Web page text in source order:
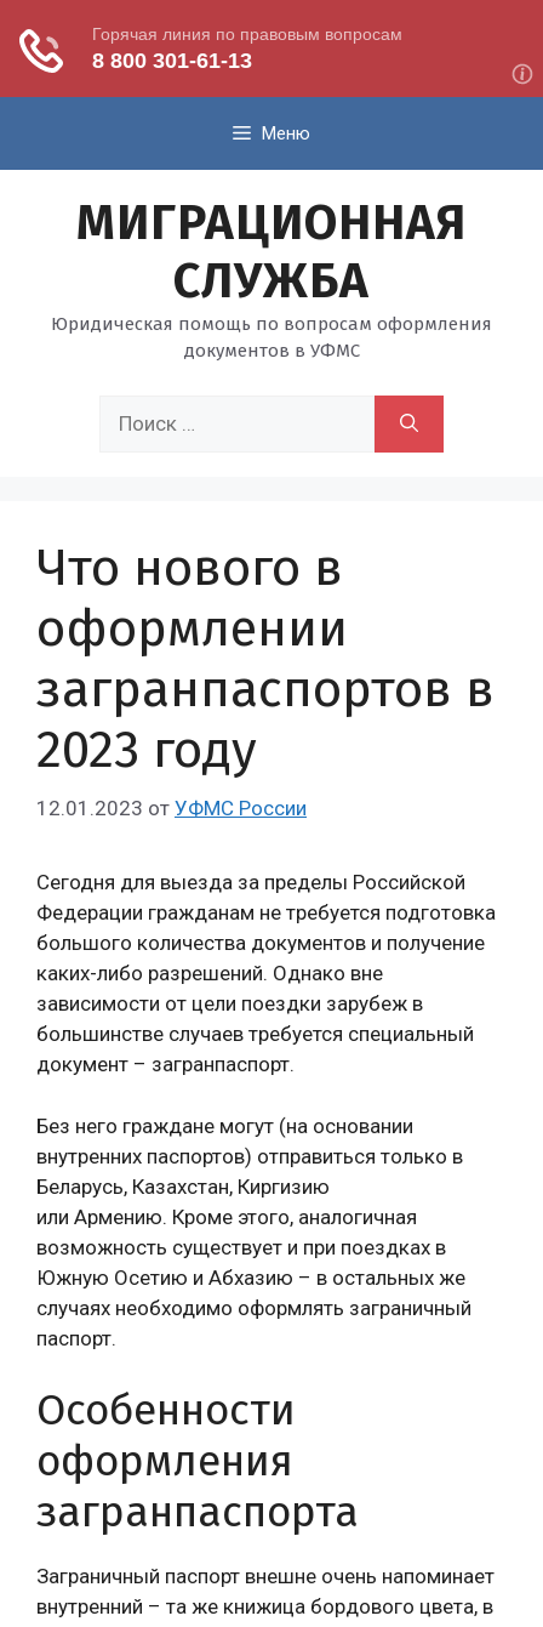
содержимому
Меню
МИГРАЦИОННАЯ
СЛУЖБА
Юридическая помощь по вопросам оформления
документов в УФМС
Что нового в
оформлении
загранпаспортов в
2023 году
12.01.2023 от УФМС России
Сегодня для выезда за пределы Российской
Федерации гражданам не требуется подготовка
большого количества документов и получение
каких-либо разрешений. Однако вне
зависимости от цели поездки зарубеж в
большинстве случаев требуется специальный
документ – загранпаспорт.
Без него граждане могут (на основании
внутренних паспортов) отправиться только в
Беларусь, Казахстан, Киргизию
или Армению. Кроме этого, аналогичная
возможность существует и при поездках в
Южную Осетию и Абхазию – в остальных же
случаях необходимо оформлять заграничный
паспорт.
Особенности
оформления
загранпаспорта
Заграничный паспорт внешне очень напоминает
внутренний – та же книжица бордового цвета, в